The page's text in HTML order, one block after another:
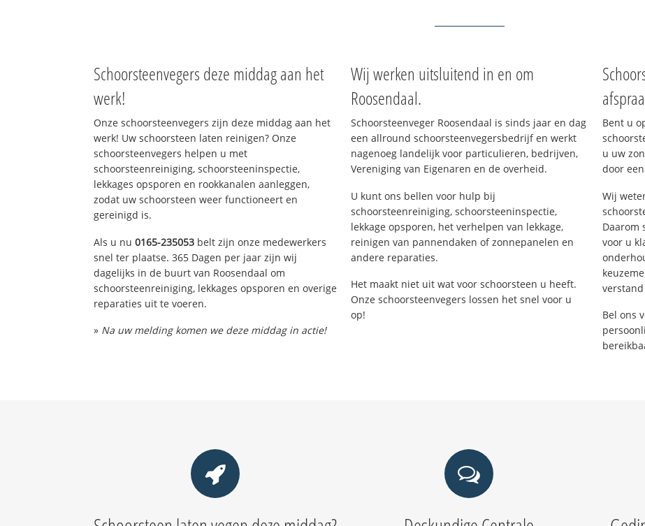
Schoorsteenvegers deze middag aan het
werk!
Onze schoorsteenvegers zijn deze middag aan het
werk! Uw schoorsteen laten reinigen? Onze
schoorsteenvegers helpen u met
schoorsteenreiniging, schoorsteeninspectie,
lekkages opsporen en rookkanalen aanleggen,
zodat uw schoorsteen weer functioneert en
gereinigd is.
Als u nu0165-235053 belt zijn onze medewerkers
snel ter plaatse. 365 Dagen per jaar zijn wij
dagelijks in de buurt van Roosendaal om
schoorsteenreiniging, lekkages opsporen en overige
reparaties uit te voeren.
» Na uw melding komen we deze middag in actie!
Wij werken uitsluitend in en om
Roosendaal.
Schoorsteenveger Roosendaal is sinds jaar en dag
een allround schoorsteenvegersbedrijf en werkt
nagenoeg landelijk voor particulieren, bedrijven,
Vereniging van Eigenaren en de overheid.
U kunt ons bellen voor hulp bij
schoorsteenreiniging, schoorsteeninspectie,
lekkage opsporen, het verhelpen van lekkage,
reinigen van pannendaken of zonnepanelen en
andere reparaties.
Het maakt niet uit wat voor schoorsteen u heeft.
Onze schoorsteenvegers lossen het snel voor u
op!
Bent u
u uw
door
Wij
Daarom
voor u
Bel ons